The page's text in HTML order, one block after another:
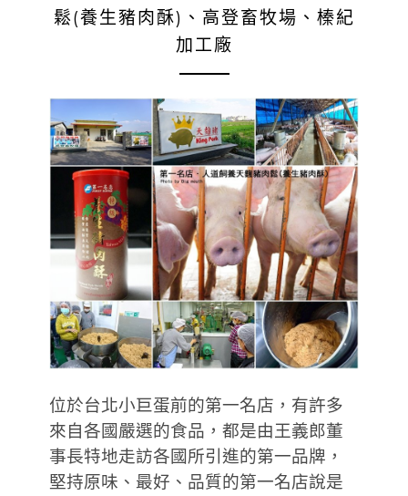
鬆(養生豬肉酥)、高登畜牧場、榛紀
加工廠
位於台北小巨蛋前的第一名店，有許多
來自各國嚴選的食品，都是由王義郎董
事長特地走訪各國所引進的第一品牌，
堅持原味、最好、品質的第一名店說是